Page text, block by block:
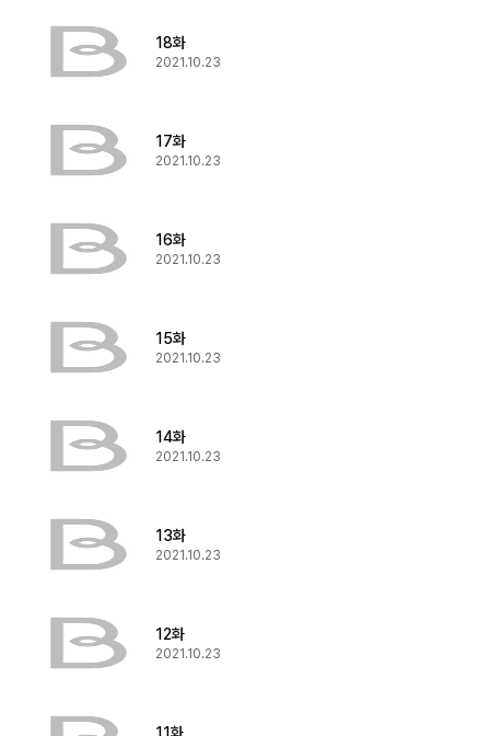
18화
2021.10.23
17화
2021.10.23
16화
2021.10.23
15화
2021.10.23
14화
2021.10.23
13화
2021.10.23
12화
2021.10.23